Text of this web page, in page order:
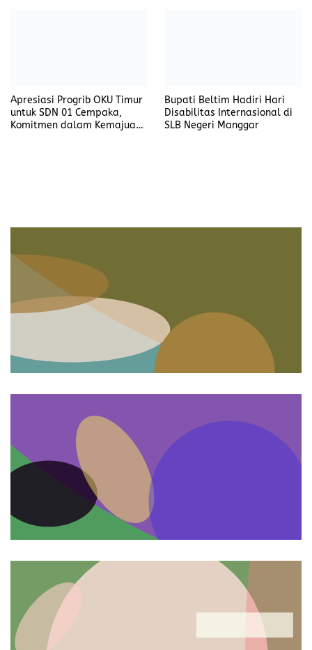
Apresiasi Progrib OKU Timur
untuk SDN 01 Cempaka,
Komitmen dalam Kemajuan
Bupati Beltim Hadiri Hari
Disabilitas Internasional di
SLB Negeri Manggar